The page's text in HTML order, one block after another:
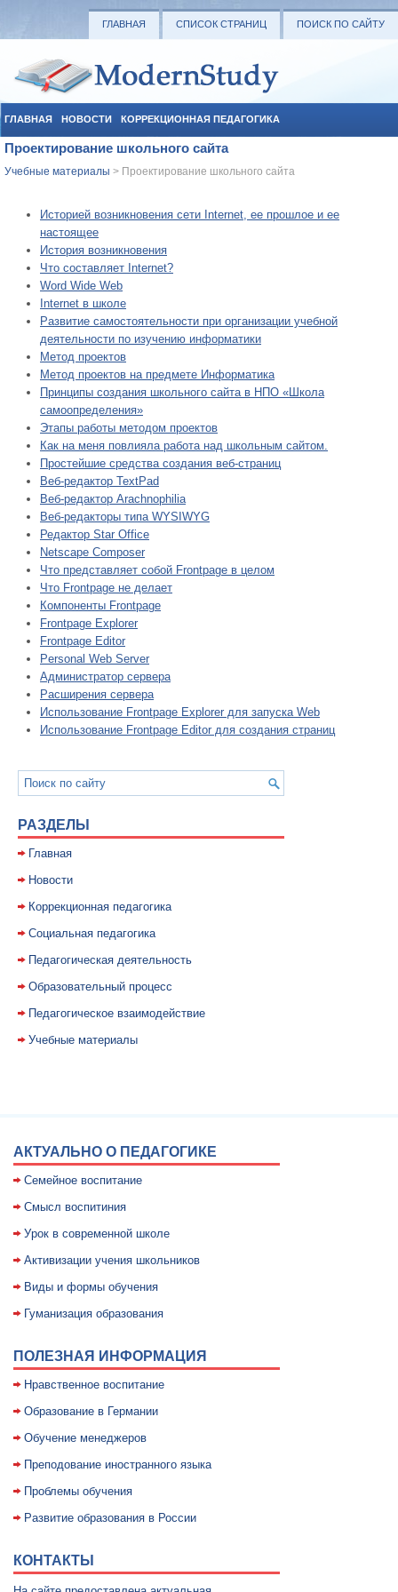
ГЛАВНАЯ СПИСОК СТРАНИЦ ПОИСК ПО САЙТУ
ГЛАВНАЯ НОВОСТИ КОРРЕКЦИОННАЯ ПЕДАГОГИКА
СОЦИАЛЬНАЯ ПЕДАГОГИКА УЧЕБНЫЕ МАТЕРИАЛЫ
Проектирование школьного сайта
Учебные материалы > Проектирование школьного сайта
Историей возникновения сети Internet, ее прошлое и ее
настоящее
История возникновения
Что составляет Internet?
Word Wide Web
Internet в школе
Развитие самостоятельности при организации учебной
деятельности по изучению информатики
Метод проектов
Метод проектов на предмете Информатика
Принципы создания школьного сайта в НПО «Школа
самоопределения»
Этапы работы методом проектов
Как на меня повлияла работа над школьным сайтом.
Простейшие средства создания веб-страниц
Веб-редактор TextPad
Веб-редактор Arachnophilia
Веб-редакторы типа WYSIWYG
Редактор Star Office
Netscape Composer
Что представляет собой Frontpage в целом
Что Frontpage не делает
Компоненты Frontpage
Frontpage Explorer
Frontpage Editor
Personal Web Server
Администратор сервера
Расширения сервера
Использование Frontpage Explorer для запуска Web
Использование Frontpage Editor для создания страниц
РАЗДЕЛЫ
Главная
Новости
Коррекционная педагогика
Социальная педагогика
Педагогическая деятельность
Образовательный процесс
Педагогическое взаимодействие
Учебные материалы
АКТУАЛЬНО О ПЕДАГОГИКЕ
Семейное воспитание
Смысл воспитиния
Уpок в совpеменной школе
Активизации учения школьников
Виды и формы обучения
Гуманизация образования
ПОЛЕЗНАЯ ИНФОРМАЦИЯ
Нравственное воспитание
Образование в Германии
Обучение менеджеров
Преподование иностранного языка
Проблемы обучения
Развитие образования в России
КОНТАКТЫ